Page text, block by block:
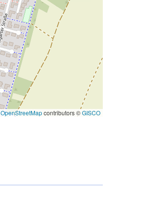
OpenStreetMapcontributors ©GISCO